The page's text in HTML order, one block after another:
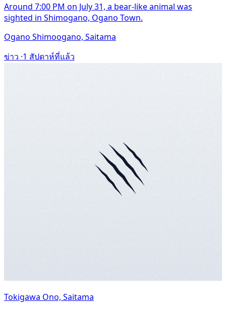
Around 7:00 PM on July 31, a bear-like animal was
sighted in Shimogano, Ogano Town.
Ogano Shimoogano, Saitama
ข่าว ·1 สัปดาห์ที่แล้ว
Tokigawa Ono, Saitama